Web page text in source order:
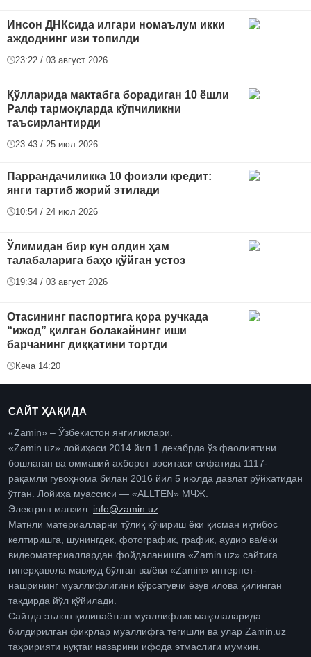
Инсон ДНКсида илгари номаълум икки
аждоднинг изи топилди
23:22 / 03 август 2026
Қўлларида мактабга борадиган 10 ёшли
Ралф тармоқларда кўпчиликни
таъсирлантирди
23:43 / 25 июл 2026
Паррандачиликка 10 фоизли кредит:
янги тартиб жорий этилади
10:54 / 24 июл 2026
Ўлимидан бир кун олдин ҳам
талабаларига баҳо қўйган устоз
19:34 / 03 август 2026
Отасининг паспортига қора ручкада
“ижод” қилган болакайнинг иши
барчанинг диққатини тортди
Кеча 14:20
САЙТ ҲАҚИДА
«Zamin» – Ўзбекистон янгиликлари.
«Zamin.uz» лойиҳаси 2014 йил 1 декабрда ўз фаолиятини
бошлаган ва оммавий ахборот воситаси сифатида 1117-
рақамли гувоҳнома билан 2016 йил 5 июлда давлат рўйхатидан
ўтган. Лойиҳа муассиси — «ALLTEN» МЧЖ.
Электрон манзил: info@zamin.uz
Матнли материалларни тўлиқ кўчириш ёки қисман иқтибос
келтиришга, шунингдек, фотографик, график, аудио ва/ёки
видеоматериаллардан фойдаланишга «Zamin.uz» сайтига
гиперҳавола мавжуд бўлган ва/ёки «Zamin» интернет-
нашрининг муаллифлигини кўрсатувчи ёзув илова қилинган
тақдирда йўл қўйилади.
Сайтда эълон қилинаётган муаллифлик мақолаларида
билдирилган фикрлар муаллифга тегишли ва улар Zamin.uz
таҳририяти нуқтаи назарини ифода этмаслиги мумкин.